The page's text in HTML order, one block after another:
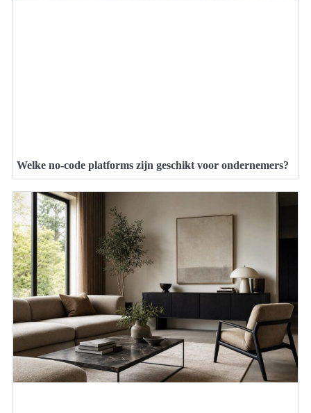
Welke no-code platforms zijn geschikt voor ondernemers?